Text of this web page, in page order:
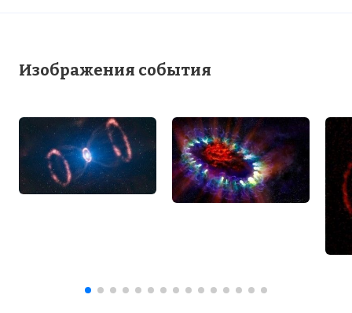
Изображения события
Вернуться в статью: Вспышка Сверхновой